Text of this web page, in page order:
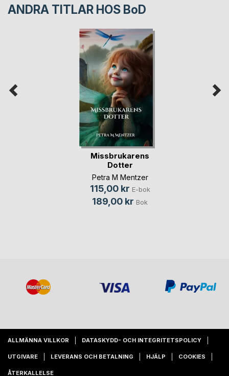
ANDRA TITLAR HOS BoD
Missbrukarens
Dotter
Petra M Mentzer
115,00 kr E-bok
189,00 kr Bok
ALLMÄNNA VILLKOR DATASKYDD- OCH INTEGRITETSPOLICY
UTGIVARE LEVERANS OCH BETALNING HJÄLP COOKIES
ÅTERKALLELSE